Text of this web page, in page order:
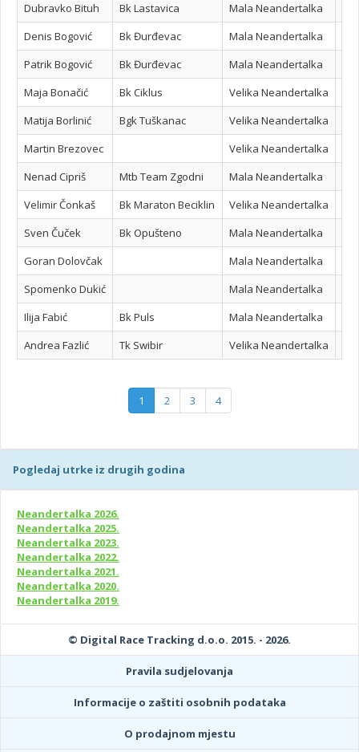
Dubravko Bituh
Bk Lastavica
Mala Neandertalka
Denis Bogović
Bk Đurđevac
Mala Neandertalka
Patrik Bogović
Bk Đurđevac
Mala Neandertalka
Maja Bonačić
Bk Ciklus
Velika Neandertalka
Matija Borlinić
Bgk Tuškanac
Velika Neandertalka
Martin Brezovec
Velika Neandertalka
Nenad Cipriš
Mtb Team Zgodni
Mala Neandertalka
Velimir Čonkaš
Bk Maraton Beciklin
Velika Neandertalka
Sven Čuček
Bk Opušteno
Mala Neandertalka
Goran Dolovčak
Mala Neandertalka
Spomenko Dukić
Mala Neandertalka
Ilija Fabić
Bk Puls
Mala Neandertalka
Andrea Fazlić
Tk Swibir Velika Neandertalka
1 2 3 4
Pogledaj utrke iz drugih godina
Neandertalka 2026.
Neandertalka 2025.
Neandertalka 2023.
Neandertalka 2022.
Neandertalka 2021.
Neandertalka 2020.
Neandertalka 2019.
© Digital Race Tracking d.o.o. 2015. - 2026.
Pravila sudjelovanja
Informacije o zaštiti osobnih podataka
O prodajnom mjestu